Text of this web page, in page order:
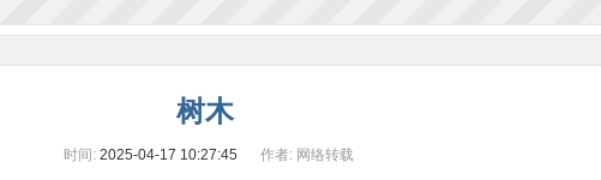
树木
时间: 2025-04-17 10:27:45 作者: 网络转载